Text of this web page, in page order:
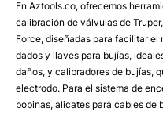
En Aztools.co, ofrecemos
calibración de válvulas de
Force, diseñadas para facilitar el
dados y llaves para bujías,
daños, y calibradores de bujías,
electrodo. Para el sistema de
bobinas, alicates para cables de